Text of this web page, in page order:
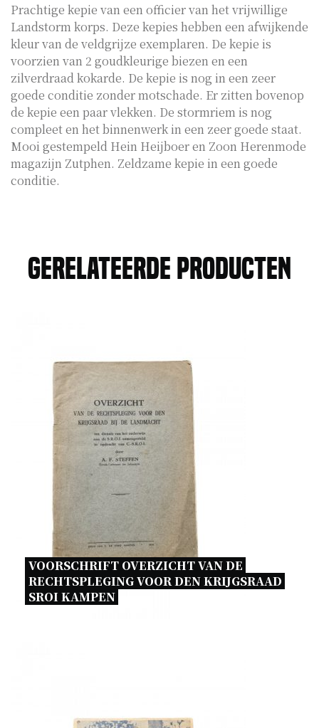
Prachtige kepie van een officier van het vrijwillige
Landstorm korps. Deze kepies hebben een afwijkende
kleur van de veldgrijze exemplaren. De kepie is
voorzien van 2 goudkleurige biezen en een
zilverdraad kokarde. De kepie is nog in een zeer
goede conditie zonder motschade. Er zitten bovenop
de kepie een paar vlekken. De stormriem is nog
compleet en het binnenwerk in een zeer goede staat.
Mooi gestempeld Hein Heijboer en Zoon Herenmode
magazijn Zutphen. Zeldzame kepie in een goede
conditie.
Gerelateerde producten
VOORSCHRIFT OVERZICHT VAN DE
RECHTSPLEGING VOOR DEN KRIJGSRAAD
SROI KAMPEN